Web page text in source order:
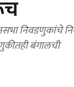
निवडणुकांचे
बंगालची